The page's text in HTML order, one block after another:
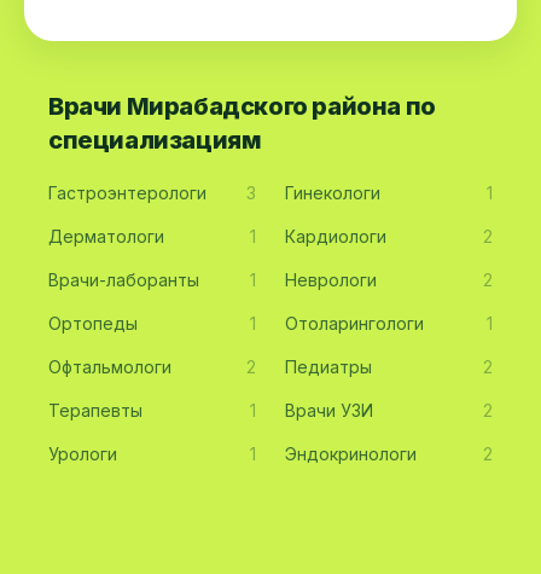
Врачи Мирабадского района по
специализациям
Гастроэнтерологи 3 Гинекологи 1
Дерматологи 1 Кардиологи 2
Врачи-лаборанты 1 Неврологи 2
Ортопеды 1 Отоларингологи 1
Офтальмологи 2 Педиатры 2
Терапевты 1 Врачи УЗИ 2
Урологи 1 Эндокринологи 2